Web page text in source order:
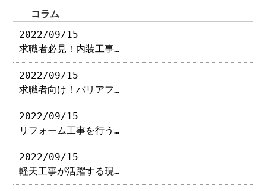
コラム
2022/09/15
求職者必見！内装工事…
2022/09/15
求職者向け！バリアフ…
2022/09/15
リフォーム工事を行う…
2022/09/15
軽天工事が活躍する現…